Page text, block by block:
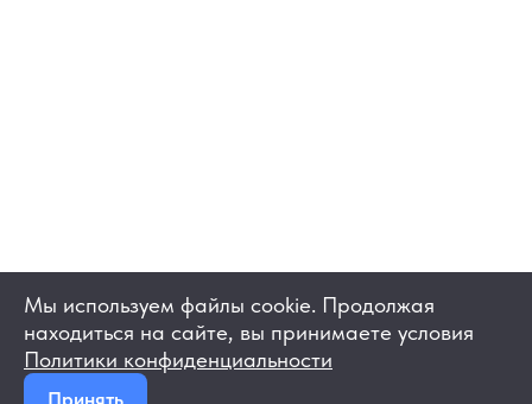
Мы используем файлы cookie. Продолжая
находиться на сайте, вы принимаете условия
Политики конфиденциальности
Принять